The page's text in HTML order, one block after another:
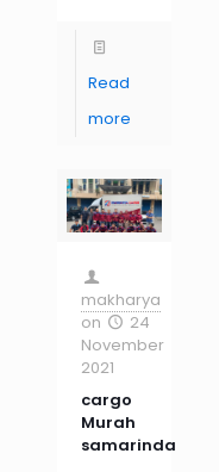
Read
more
makharya
on
24
November
2021
cargo
Murah
samarinda